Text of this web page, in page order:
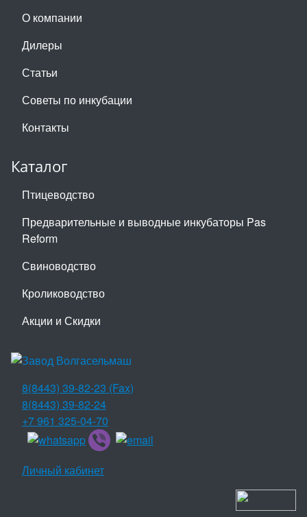
О компании
Дилеры
Статьи
Советы по инкубации
Контакты
Каталог
Птицеводство
Предварительные и выводные инкубаторы Pas
Reform
Свиноводство
Кролиководство
Акции и Скидки
8(8443) 39-82-23 (Fax)
8(8443) 39-82-24
+7 961 325-04-70
Личный кабинет